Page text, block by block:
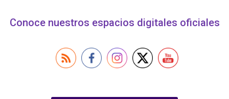
Conoce nuestros espacios digitales oficiales